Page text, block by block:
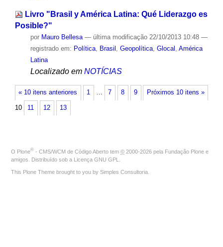
Livro "Brasil y América Latina: Qué Liderazgo es
Posible?"
por Mauro Bellesa — última modificação22/10/2013 10:48 —
registrado em: Política, Brasil , Geopolítica, Glocal , América
Latina
Localizado em NOTÍCIAS
« 10 itens anteriores Próximos 10 itens »
1 … 7 8 9
10 11 12 13
O Plone® - CMS/WCM de Código Aberto tem © 2000-2026 pela Fundação Plone e
amigos. Distribuído sob a Licença GNU GPL
This Plone Theme brought to you by Simples Consultoria